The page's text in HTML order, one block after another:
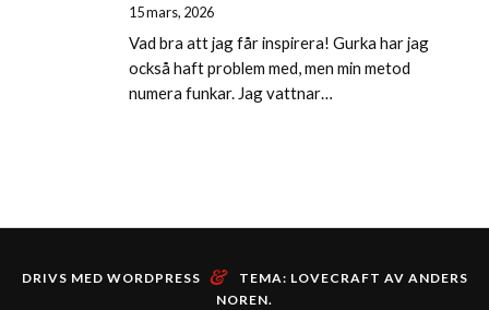
15 mars, 2026
Vad bra att jag får inspirera! Gurka har jag
också haft problem med, men min metod
numera funkar. Jag vattnar…
DRIVS MED WORDPRESS & TEMA: LOVECRAFT AV ANDERS
NOREN.